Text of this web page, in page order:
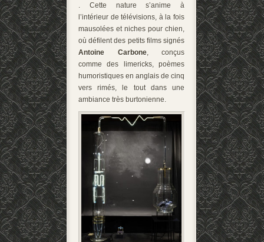
. Cette nature s’anime à
l’intérieur de télévisions, à la fois
mausolées et niches pour chien,
où défilent des petits films signés
Antoine Carbone, conçus
comme des limericks, poèmes
humoristiques en anglais de cinq
vers rimés, le tout dans une
ambiance très burtonienne.